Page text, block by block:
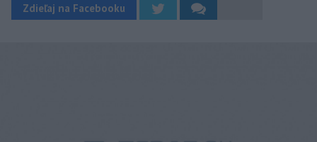
Zdieľaj na Facebooku